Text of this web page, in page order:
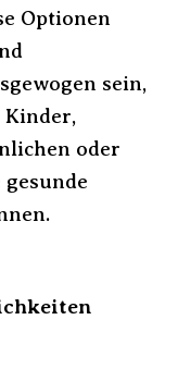
Optionen
sein,
Kinder,
oder